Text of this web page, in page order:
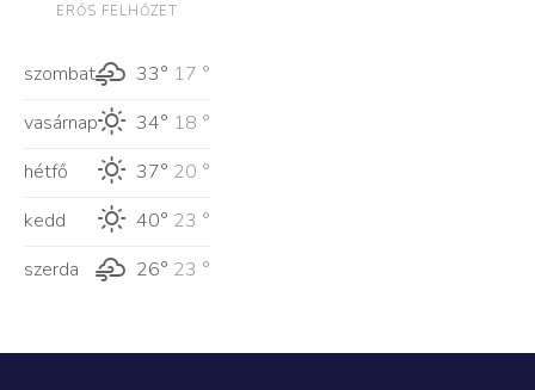
ERŐS FELHŐZET
szombat 33° 17 °
vasárnap
34° 18 °
hétfő
37° 20 °
kedd
40° 23 °
szerda
26° 23 °